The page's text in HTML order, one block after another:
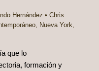
Hernández•Chris
, Nueva York,
que lo
formación y